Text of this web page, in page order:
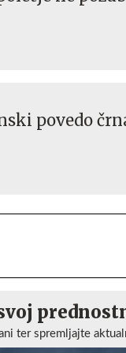
povedo
ter spremljajte